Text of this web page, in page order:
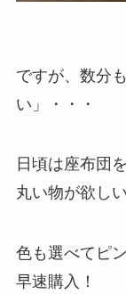
ですが、数分
い」
・・・
日頃は座布団
丸い物が欲し
色も選べてピ
早速購入！